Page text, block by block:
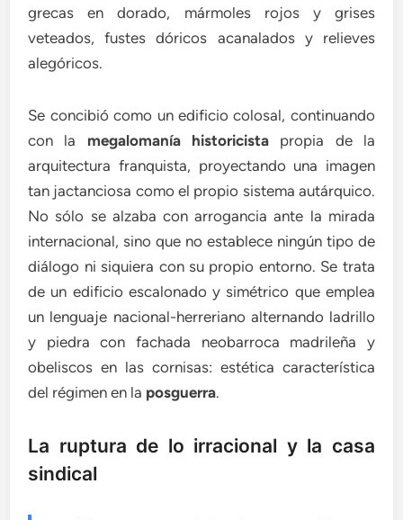
grecas en dorado, mármoles rojos y grises
veteados, fustes dóricos acanalados y relieves
alegóricos.
Se concibió como un edificio colosal, continuando
con la megalomanía historicista propia de la
arquitectura franquista, proyectando una imagen
tan jactanciosa como el propio sistema autárquico.
No sólo se alzaba con arrogancia ante la mirada
internacional, sino que no establece ningún tipo de
diálogo ni siquiera con su propio entorno. Se trata
de un edificio escalonado y simétrico que emplea
un lenguaje nacional-herreriano alternando ladrillo
y piedra con fachada neobarroca madrileña y
obeliscos en las cornisas: estética característica
del régimen en la posguerra.
La ruptura de lo irracional y la casa
sindical